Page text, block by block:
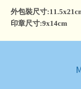
外包裝尺寸
印章尺寸:9x14cm